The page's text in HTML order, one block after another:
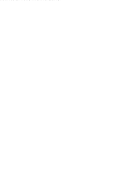
ムを活用し、顧客
。 ＜PL/PM＞ 顧客